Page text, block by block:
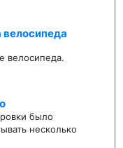
велосипеда
велосипеда.
было
несколько